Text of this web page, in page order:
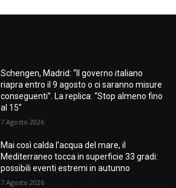
Schengen, Madrid: “Il governo italiano
riapra entro il 9 agosto o ci saranno misure
conseguenti”. La replica: “Stop almeno fino
al 15”
7 Agosto 2026
Mai così calda l’acqua del mare, il
Mediterraneo tocca in superficie 33 gradi:
possibili eventi estremi in autunno
7 Agosto 2026